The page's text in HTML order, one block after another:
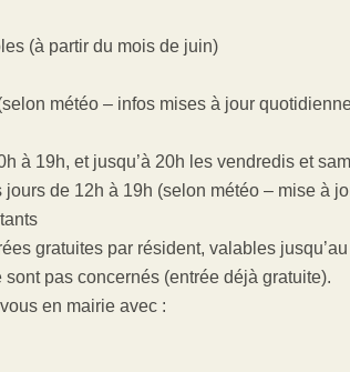
(à partir du mois de juin)
météo – infos mises à jour
à 19h, et jusqu’à 20h les vendredis et
jours de 12h à 19h (selon météo – mise à
gratuites par résident, valables
pas concernés (entrée déjà gratuite).
en mairie avec :